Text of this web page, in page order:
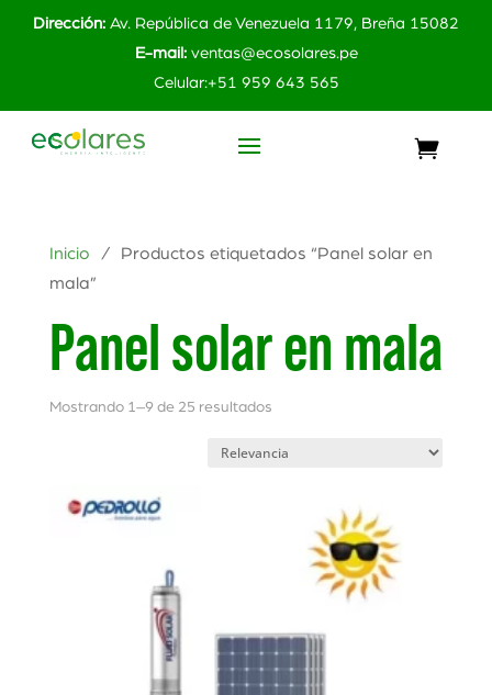
Dirección: Av. República de Venezuela 1179, Breña 15082
E-mail: ventas@ecosolares.pe
Celular:+51 959 643 565
Inicio / Productos etiquetados “Panel solar en
mala”
Panel solar en mala
Mostrando 1–9 de 25 resultados